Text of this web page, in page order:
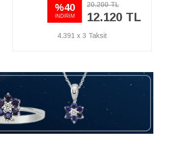
55.570 TL
38.900 TL
14.094 x 3